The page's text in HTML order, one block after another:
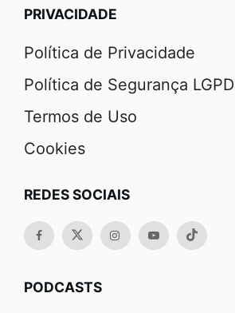
PRIVACIDADE
Política de Privacidade
Política de Segurança LGPD
Termos de Uso
Cookies
REDES SOCIAIS
PODCASTS